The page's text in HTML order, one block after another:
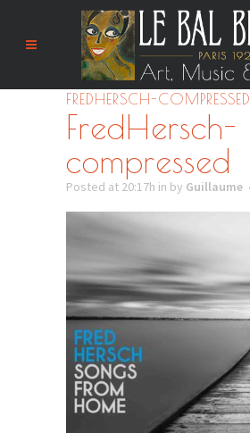
FREDHERSCH-COMPRESSED
FredHersch-
compressed
Posted at 20:17h in by Guillaume